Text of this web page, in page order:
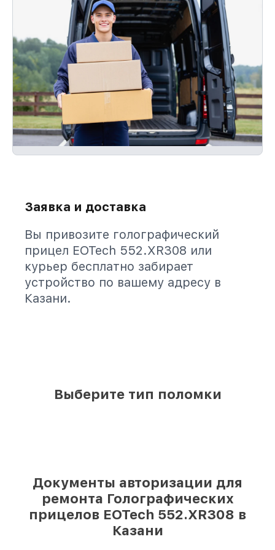
Заявка и доставка
Вы привозите голографический
прицел EOTech 552.XR308 или
курьер бесплатно забирает
устройство по вашему адресу в
Казани.
Выберите тип поломки
Документы авторизации для
ремонта Голографических
прицелов EOTech 552.XR308 в
Казани